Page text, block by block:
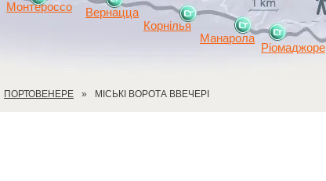
Монтероссо
Вернацца
Корнілья
Манарола
Ріомаджоре
ПОРТОВЕНЕРЕ МІСЬКІ ВОРОТА ВВЕЧЕРІ